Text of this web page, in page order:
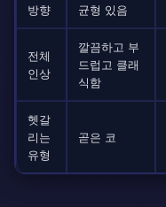
방향
균형 있음
전체
인상
깔끔하고 부
드럽고 클래
식함
헷갈
리는
유형
곧은 코